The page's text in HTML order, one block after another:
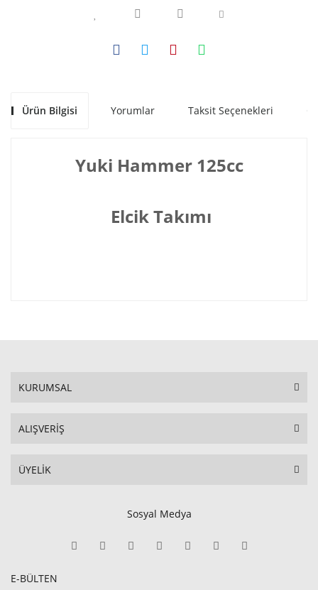
Ürün Bilgisi Yorumlar Taksit Seçenekleri
Yuki Hammer 125cc
Elcik Takımı
KURUMSAL
ALIŞVERİŞ
ÜYELİK
Sosyal Medya
E-BÜLTEN